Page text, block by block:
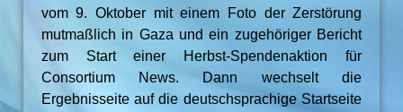
vom 9. Oktober mit einem Foto der Zerstörung
mutmaßlich in Gaza und ein zugehöriger Bericht
zum Start einer Herbst-Spendenaktion für
Consortium News. Dann wechselt die
Ergebnisseite auf die deutschsprachige Startseite